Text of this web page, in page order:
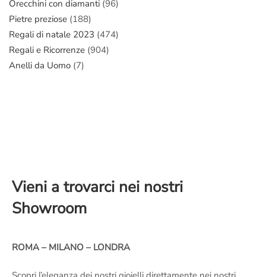
Orecchini con diamanti (96)
Pietre preziose (188)
Regali di natale 2023 (474)
Regali e Ricorrenze (904)
Anelli da Uomo (7)
Vieni a trovarci nei nostri
Showroom
ROMA – MILANO – LONDRA